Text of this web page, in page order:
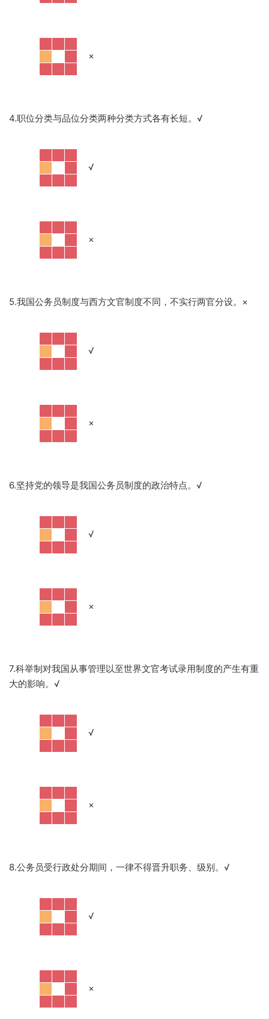
×
4.职位分类与品位分类两种分类方式各有长短。 √
√
×
5.我国公务员制度与西方文官制度不同，不实行两官分设。 ×
√
×
6.坚持党的领导是我国公务员制度的政治特点。 √
√
×
7.科举制对我国从事管理以至世界文官考试录用制度的产生有重
大的影响。 √
√
×
8.公务员受行政处分期间，一律不得晋升职务、级别。 √
√
×